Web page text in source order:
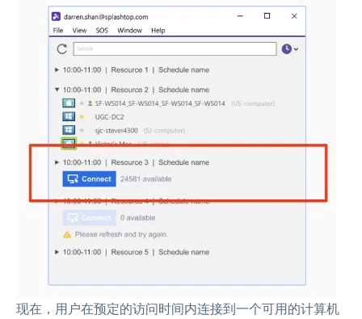
现在，用户在预定的访问时间内连接到一个可用的计算机